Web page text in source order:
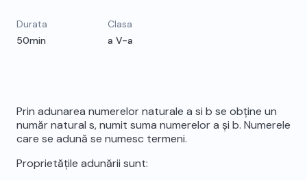
Durata
50min
Clasa
a V-a
Prin adunarea numerelor naturale a si b se obține un
număr natural s, numit suma numerelor a și b. Numerele
care se adună se numesc termeni.
Proprietățile adunării sunt: